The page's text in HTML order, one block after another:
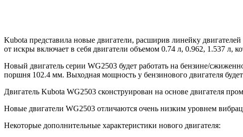
Kubota представила новые двигатели, расширив линейку
от искры включает в себя двигатели объемом 0.74 л, 0.962, 1.537 л,
Новый двигатель серии WG2503 будет работать на бензине/
поршня 102.4 мм. Выходная мощность у бензинового двигателя
Двигатель Kubota WG2503 сконструирован на основе двигателя
Новые двигатели WG2503 отличаются очень низким уровнем
Некоторые дополнительные характеристики нового двигателя: